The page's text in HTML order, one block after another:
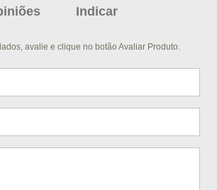
Indicar
avalie e clique no botão Avaliar Produto.